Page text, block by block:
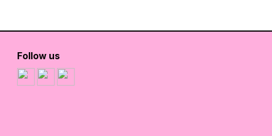
Follow us